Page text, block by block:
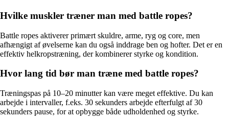
Hvilke muskler træner man med battle ropes?
Battle ropes aktiverer primært skuldre, arme, ryg og core, men
afhængigt af øvelserne kan du også inddrage ben og hofter. Det er en
effektiv helkropstræning, der kombinerer styrke og kondition.
Hvor lang tid bør man træne med battle ropes?
Træningspas på 10–20 minutter kan være meget effektive. Du kan
arbejde i intervaller, f.eks. 30 sekunders arbejde efterfulgt af 30
sekunders pause, for at opbygge både udholdenhed og styrke.